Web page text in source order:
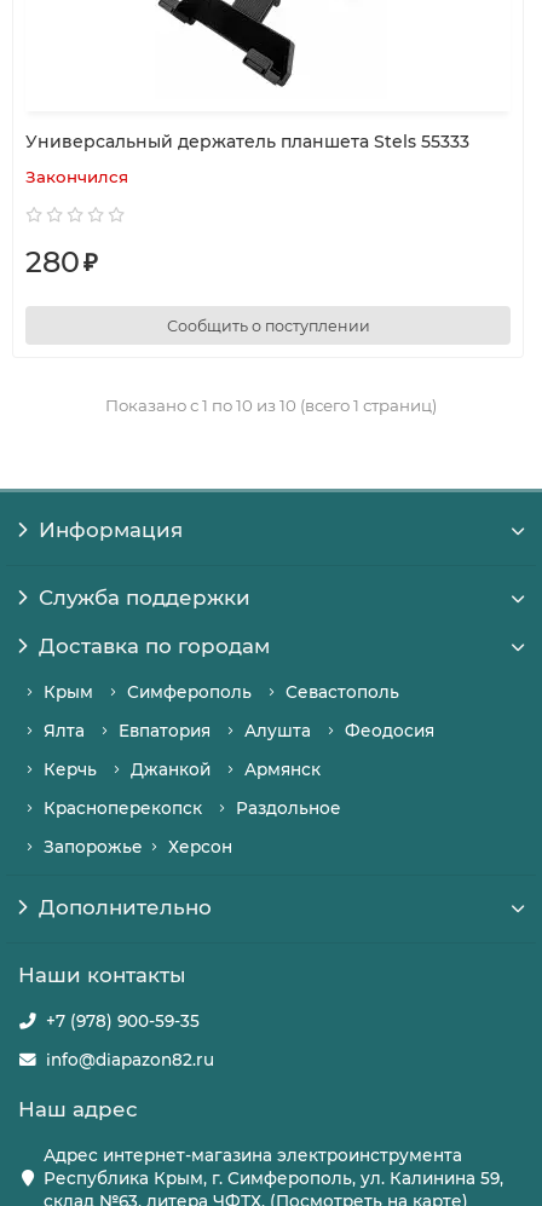
Универсальный держатель планшета Stels 55333
Закончился
280₽
Сообщить о поступлении
Показано с 1 по 10 из 10 (всего 1 страниц)
Информация
Служба поддержки
Доставка по городам
Крым Симферополь
Севастополь
Ялта
Евпатория Алушта
Феодосия
Керчь
Джанкой
Армянск
Красноперекопск
Раздольное
Запорожье
Херсон
Дополнительно
Наши контакты
+7 (978) 900-59-35
info@diapazon82.ru
Наш адрес
Адрес интернет-магазина электроинструмента
Республика Крым, г. Симферополь, ул. Калинина 59,
склад №63, литера ЧФТХ, (Посмотреть на карте)